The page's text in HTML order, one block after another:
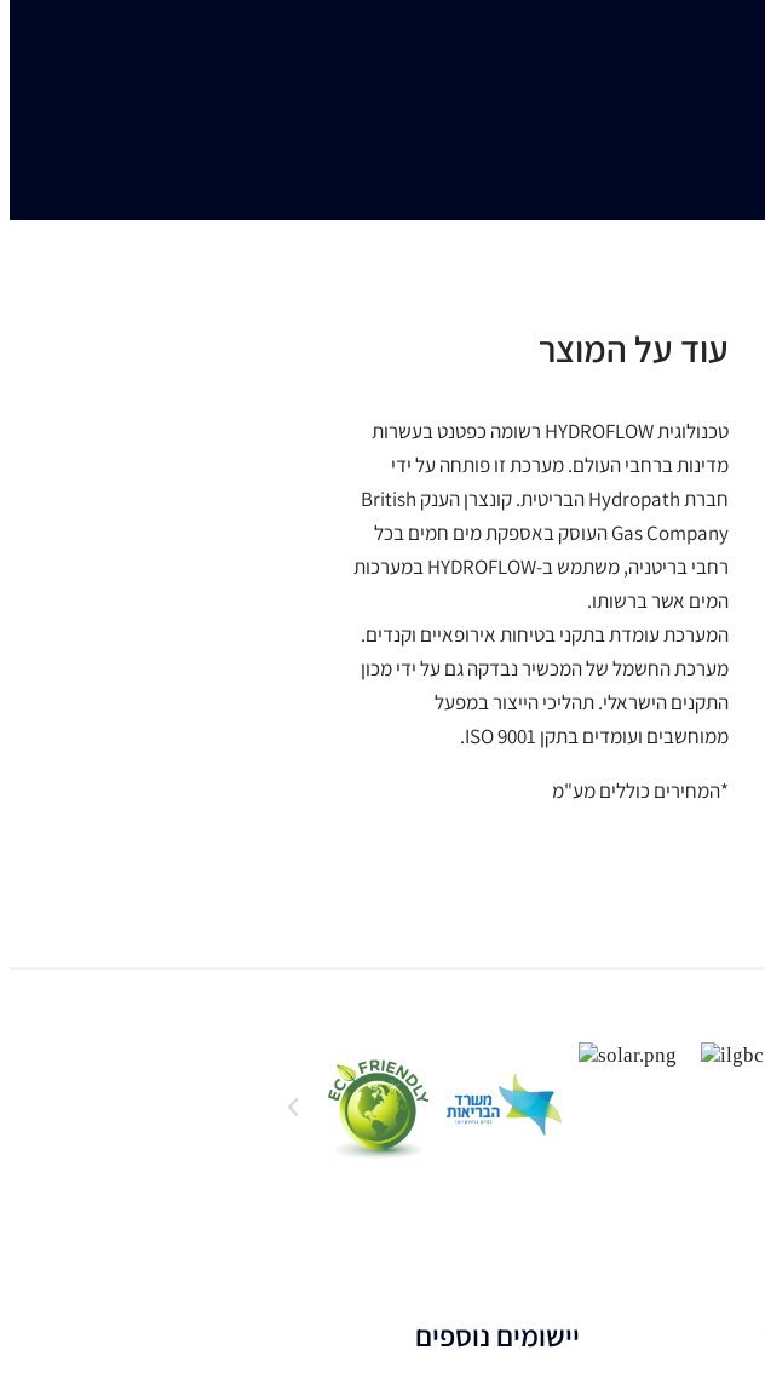
עוד על המוצר
טכנולוגית HYDROFLOW רשומה כפטנט בעשרות
מדינות ברחבי העולם. מערכת זו פותחה על ידי
חברת Hydropath הבריטית. קונצרן הענק British
Gas Company העוסק באספקת מים חמים בכל
רחבי בריטניה, משתמש ב-HYDROFLOW במערכות
המים אשר ברשותו.
המערכת עומדת בתקני בטיחות אירופאיים וקנדים.
מערכת החשמל של המכשיר נבדקה גם על ידי מכון
התקנים הישראלי. תהליכי הייצור במפעל
ממוחשבים ועומדים בתקן ISO 9001.
*המחירים כוללים מע"מ
יישומים נוספים